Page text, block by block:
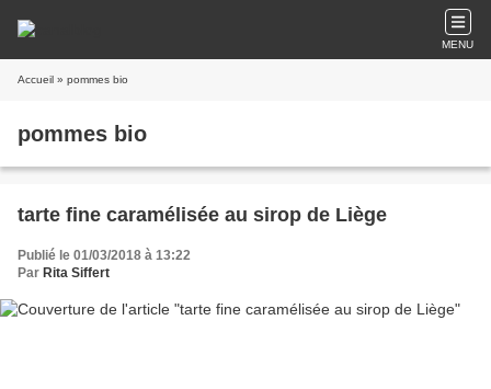
MENU
Accueil » pommes bio
pommes bio
tarte fine caramélisée au sirop de Liège
Publié le 01/03/2018 à 13:22
Par Rita Siffert